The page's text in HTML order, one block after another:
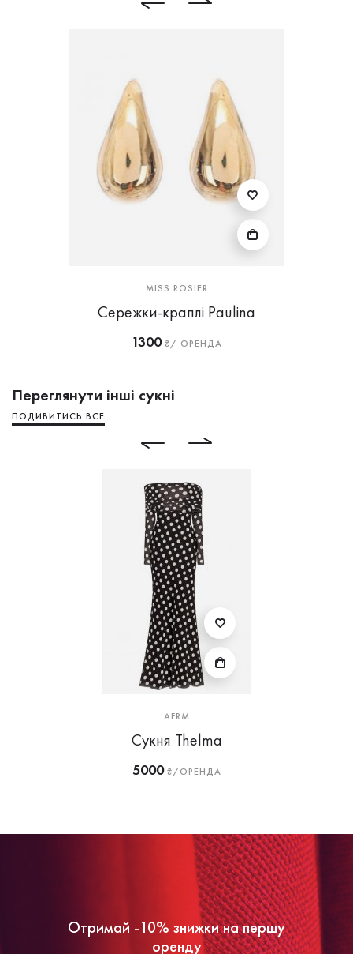
MISS ROSIER
Сережки-краплі Paulina
1300₴/ ОРЕНДА
Переглянути інші сукні
ПОДИВИТИСЬ ВСЕ
AFRM
Сукня Thelma
5000₴/ОРЕНДА
Отримай -10% знижки на першу
оренду